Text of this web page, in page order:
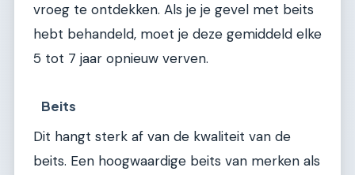
vroeg te ontdekken. Als je je gevel met beits
hebt behandeld, moet je deze gemiddeld elke
5 tot 7 jaar opnieuw verven.
Beits
Dit hangt sterk af van de kwaliteit van de
beits. Een hoogwaardige beits van merken als